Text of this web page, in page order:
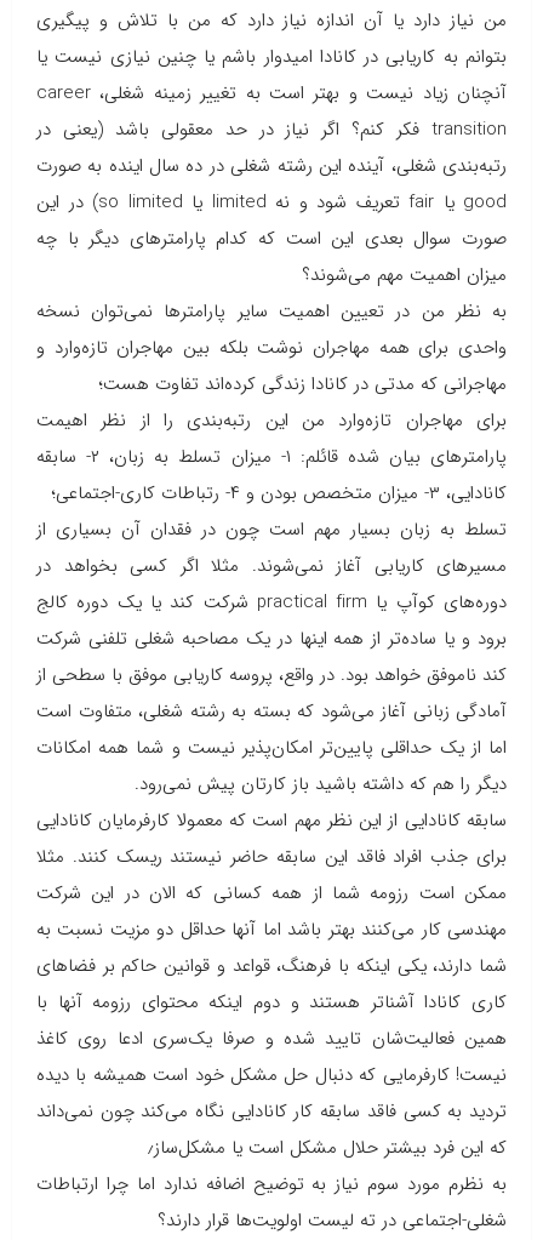
من نیاز دارد یا آن اندازه نیاز دارد که من با تلاش و پیگیری
بتوانم به کاریابی در کانادا امیدوار باشم یا چنین نیازی نیست یا
آنچنان زیاد نیست و بهتر است به تغییر زمینه شغلی، career
transition فکر کنم؟ اگر نیاز در حد معقولی باشد (یعنی در
رتبه‌بندی شغلی، آینده این رشته شغلی در ده سال اینده به صورت
good یا fair تعریف شود و نه limited یا so limited) در این
صورت سوال بعدی این است که کدام پارامترهای دیگر با چه
میزان اهمیت مهم می‌شوند؟
به نظر من در تعیین اهمیت سایر پارامترها نمی‌توان نسخه
واحدی برای همه مهاجران نوشت بلکه بین مهاجران تازه‌وارد و
مهاجرانی که مدتی در کانادا زندگی کرده‌اند تفاوت هست؛
برای مهاجران تازه‌وارد من این رتبه‌بندی را از نظر اهیمت
پارامترهای بیان شده قائلم: ۱- میزان تسلط به زبان، ۲- سابقه
کانادایی، ۳- میزان متخصص بودن و ۴- رتباطات کاری-اجتماعی؛
تسلط به زبان بسیار مهم است چون در فقدان آن بسیاری از
مسیرهای کاریابی آغاز نمی‌شوند. مثلا اگر کسی بخواهد در
دوره‌های کوآپ یا practical firm شرکت کند یا یک دوره کالج
برود و یا ساده‌تر از همه اینها در یک مصاحبه شغلی تلفنی شرکت
کند ناموفق خواهد بود. در واقع، پروسه کاریابی موفق با سطحی از
آمادگی زبانی آغاز می‌شود که بسته به رشته شغلی، متفاوت است
اما از یک حداقلی پایین‌تر امکان‌پذیر نیست و شما همه امکانات
دیگر را هم که داشته باشید باز کارتان پیش نمی‌رود.
سابقه کانادایی از این نظر مهم است که معمولا کارفرمایان کانادایی
برای جذب افراد فاقد این سابقه حاضر نیستند ریسک کنند. مثلا
ممکن است رزومه شما از همه کسانی که الان در این شرکت
مهندسی کار می‌کنند بهتر باشد اما آنها حداقل دو مزیت نسبت به
شما دارند، یکی اینکه با فرهنگ، قواعد و قوانین حاکم بر فضاهای
کاری کانادا آشناتر هستند و دوم اینکه محتوای رزومه آنها با
همین فعالیت‌شان تایید شده و صرفا یک‌سری ادعا روی کاغذ
نیست! کارفرمایی که دنبال حل مشکل خود است همیشه با دیده
تردید به کسی فاقد سابقه کار کانادایی نگاه می‌کند چون نمی‌داند
که این فرد بیشتر حلال مشکل است یا مشکل‌ساز٫
به نظرم مورد سوم نیاز به توضیح اضافه ندارد اما چرا ارتباطات
شغلی-اجتماعی در ته لیست اولویت‌ها قرار دارند؟